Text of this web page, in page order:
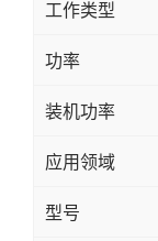
工作类型
功率
装机功率
应用领域
型号